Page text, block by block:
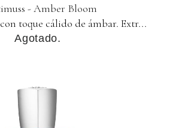
- Amber Bloom
toque cálido de ámbar. Extr...
Agotado.